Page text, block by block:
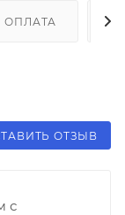
ОПЛАТА
ОТЗЫВ
с